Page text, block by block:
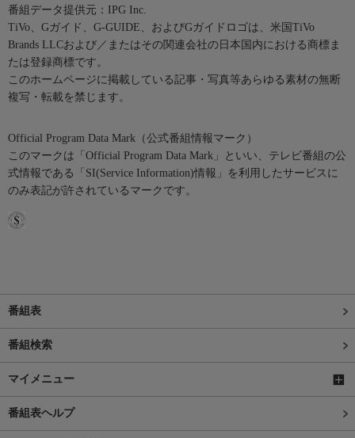
番組データ提供元：IPG Inc.
TiVo、Gガイド、G-GUIDE、およびGガイドロゴは、米国TiVo
Brands LLCおよび／またはその関連会社の日本国内における商標ま
たは登録商標です。
このホームページに掲載している記事・写真等あらゆる素材の無断
複写・転載を禁じます。
Official Program Data Mark（公式番組情報マーク）
このマークは「Official Program Data Mark」といい、テレビ番組の公
式情報である「SI(Service Information)情報」を利用したサービスに
のみ表記が許されているマークです。
番組表
番組検索
マイメニュー
番組表ヘルプ